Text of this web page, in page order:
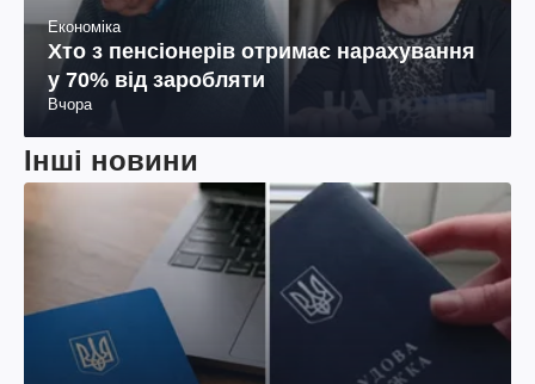
Економіка
Хто з пенсіонерів отримає нарахування
у 70% від заробляти
Вчора
Інші новини